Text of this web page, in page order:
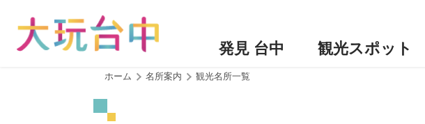
発見 台中 観光スポット
ホーム 名所案内 観光名所一覧